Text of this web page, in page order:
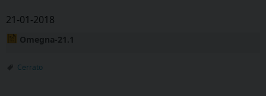
21-01-2018
Omegna-21.1
Cerrato